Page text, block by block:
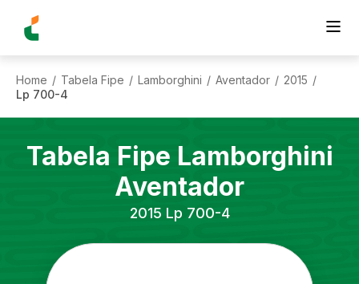
Home / Tabela Fipe / Lamborghini / Aventador / 2015 /
Lp 700-4
Tabela Fipe Lamborghini
Aventador
2015 Lp 700-4